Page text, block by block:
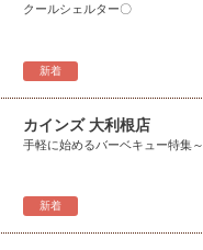
新着
クールシェルター〇
新着
カインズ 大利根店
手軽に始めるバーベキュー特集